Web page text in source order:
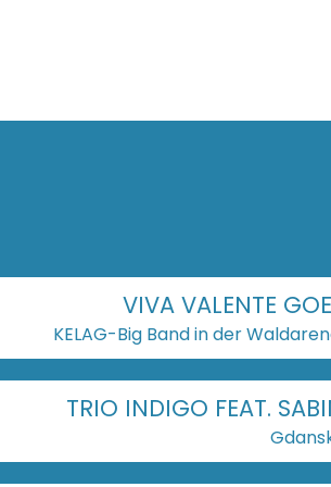
VIVA VALENTE
KELAG-Big Band in der
TRIO INDIGO FEAT.